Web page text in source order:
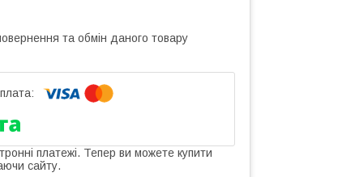
та обмін даного товару
платежі. Тепер ви можете купити
сайту.